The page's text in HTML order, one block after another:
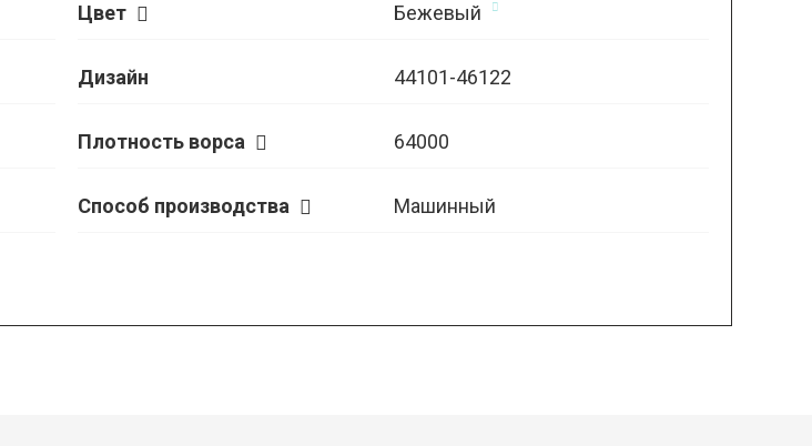
Цвет Бежевый
Дизайн 44101-46122
Плотность ворса 64000
Способ производства Машинный